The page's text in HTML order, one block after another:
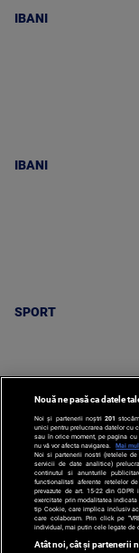
IBANI
IBANI
SPORT
SPORT
Nouă ne pasă ca datele
Noi și partenerii noștri 201
unici pentru prelucrarea datelor cu
sau în orice moment, pe pagina
nu vă vor afecta navigarea.
Mai
Noi si partenerii nostri (retelele
servicii de date analitice)
continutul si anunturile
functionalitati aferente retelelor
prevazute de art. 15-22 din
exercitate prin modalitatea indicata
tip Cookie, care implica inclusiv
care colaboram. Prin click pe
individual, mai putin cele legate de
Atât noi, cât și partenerii